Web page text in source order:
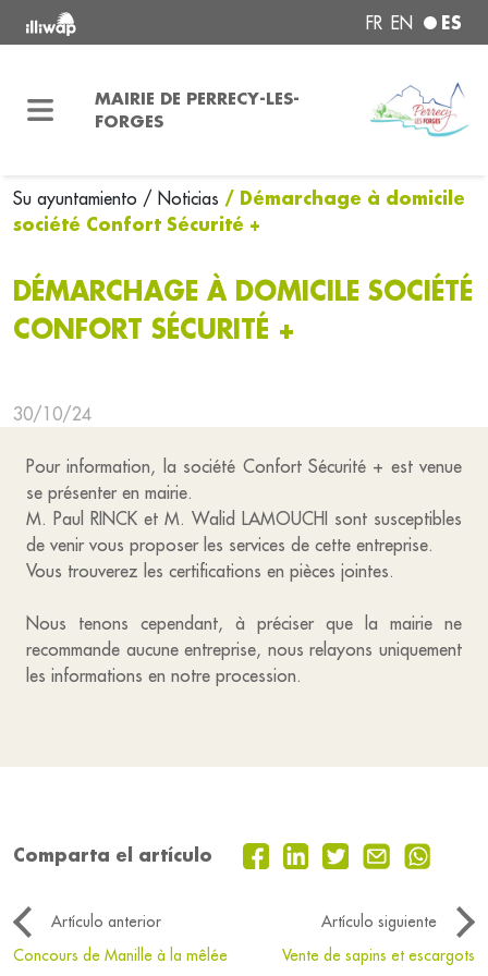
FR EN ES
MAIRIE DE PERRECY-LES-
FORGES
Su ayuntamiento / Noticias / Démarchage à domicile
société Confort Sécurité +
DÉMARCHAGE À DOMICILE SOCIÉTÉ
CONFORT SÉCURITÉ +
30/10/24
Pour information, la société Confort Sécurité + est venue
se présenter en mairie.
M. Paul RINCK et M. Walid LAMOUCHI sont susceptibles
de venir vous proposer les services de cette entreprise.
Vous trouverez les certifications en pièces jointes.
Nous tenons cependant, à préciser que la mairie ne
recommande aucune entreprise, nous relayons uniquement
les informations en notre procession.
Comparta el artículo
Artículo anterior
Artículo siguiente
Concours de Manille à la mêlée
Vente de sapins et escargots